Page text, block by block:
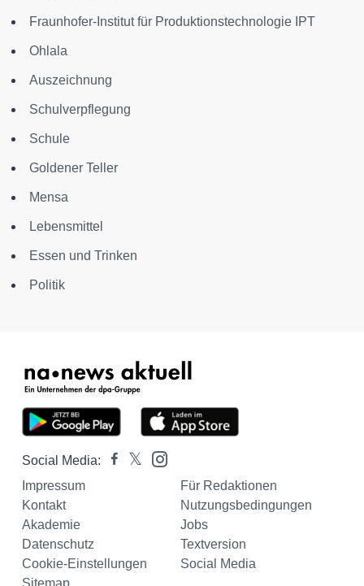
Fraunhofer-Institut für Produktionstechnologie IPT
Ohlala
Auszeichnung
Schulverpflegung
Schule
Goldener Teller
Mensa
Lebensmittel
Essen und Trinken
Politik
Social Media:
Impressum
Für Redaktionen
Kontakt
Nutzungsbedingungen
Akademie
Jobs
Datenschutz
Textversion
Cookie-Einstellungen
Social Media
Sitemap